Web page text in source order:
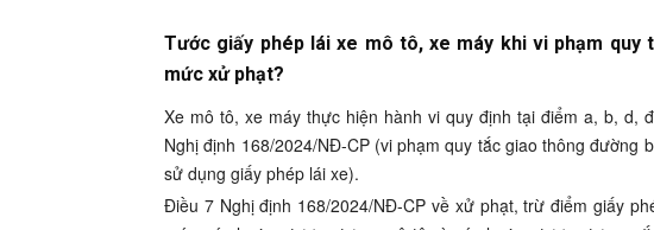
Tước giấy phép lái xe mô tô, xe máy khi vi phạm
mức xử phạt?
Xe mô tô, xe máy thực hiện hành vi quy định tại điểm a, b,
Nghị định 168/2024/NĐ-CP (vi phạm quy tắc giao thông đường
sử dụng giấy phép lái xe).
Điều 7 Nghị định 168/2024/NĐ-CP về xử phạt, trừ điểm giấy